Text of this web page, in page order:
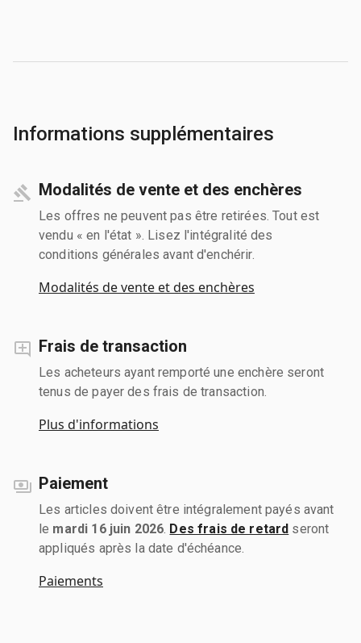
Informations supplémentaires
Modalités de vente et des enchères
Les offres ne peuvent pas être retirées. Tout est
vendu « en l'état ». Lisez l'intégralité des
conditions générales avant d'enchérir.
Modalités de vente et des enchères
Frais de transaction
Les acheteurs ayant remporté une enchère seront
tenus de payer des frais de transaction.
Plus d'informations
Paiement
Les articles doivent être intégralement payés avant
le mardi 16 juin 2026 Des frais de retard seront
appliqués après la date d'échéance.
Paiements